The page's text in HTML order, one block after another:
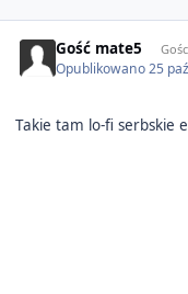
Gość mate5
Opublikowano25
Takie tam lo-fi serbskie